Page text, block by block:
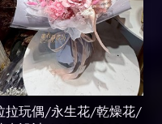
拉玩偶/永生花/乾燥花/